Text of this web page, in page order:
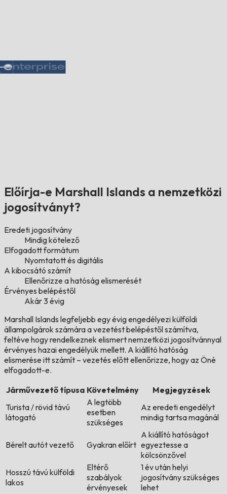
Előírja-e Marshall Islands a nemzetközi
jogosítványt?
Eredeti jogosítvány
Mindig kötelező
Elfogadott formátum
Nyomtatott és digitális
A kibocsátó számít
Ellenőrizze a hatóság elismerését
Érvényes belépéstől
Akár 3 évig
Marshall Islands legfeljebb egy évig engedélyezi külföldi
állampolgárok számára a vezetést belépéstől számítva,
feltéve hogy rendelkeznek elismert nemzetközi jogosítvánnyal
érvényes hazai engedélyük mellett. A kiállító hatóság
elismerése itt számít – vezetés előtt ellenőrizze, hogy az Öné
elfogadott-e.
Járművezető típusa Követelmény
Megjegyzések
Turista / rövid távú
látogató
A legtöbb
esetben
szükséges
Az eredeti engedélyt
mindig tartsa magánál
Bérelt autót vezető Gyakran előírt
A kiállító hatóságot
egyeztesse a
kölcsönzővel
Hosszú távú külföldi
lakos
Eltérő
szabályok
érvényesek
1 év után helyi
jogosítvány szükséges
lehet